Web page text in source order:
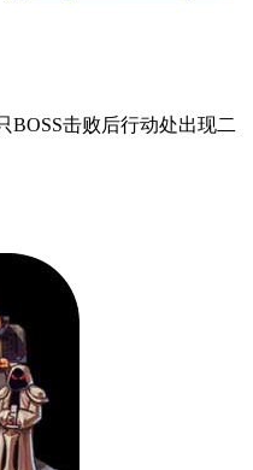
BOSS击败后行动处出现二